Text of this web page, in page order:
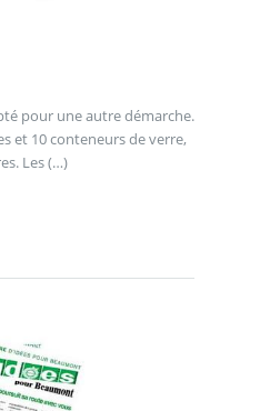
pour une autre démarche.
et 10 conteneurs de verre,
Les (…)